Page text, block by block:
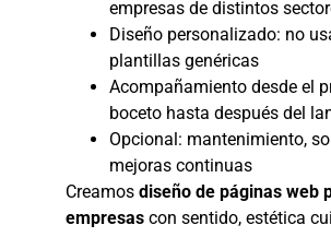
empresas de distintos
Diseño personalizado: no
plantillas genéricas
Acompañamiento desde el
boceto hasta después del
Opcional: mantenimiento,
mejoras continuas
Creamos diseño de páginas web
empresas con sentido, estética